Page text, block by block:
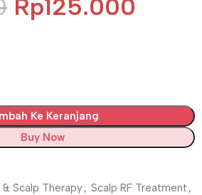
Rp125.000
Ke Keranjang
Buy Now
Scalp Therapy, Scalp RF Treatment ,